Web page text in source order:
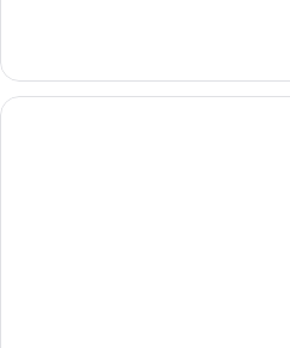
Room